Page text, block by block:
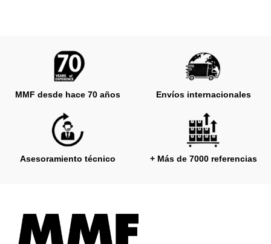
MMF desde hace 70 años Envíos internacionales
Asesoramiento técnico + Más de 7000 referencias